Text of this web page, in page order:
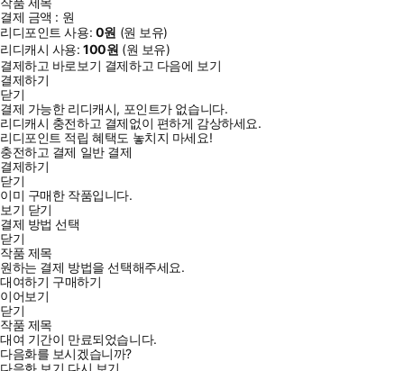
결제 금액 : 원
리디포인트 사용: 0원 (원 보유)
리디캐시 사용:100원 (원 보유)
결제하고 바로보기 결제하고 다음에 보기
결제하기
닫기
결제 가능한 리디캐시, 포인트가 없습니다.
리디캐시 충전하고 결제없이 편하게 감상하세요.
리디포인트 적립 혜택도 놓치지 마세요!
충전하고 결제 일반 결제
결제하기
닫기
이미 구매한 작품입니다.
보기 닫기
결제 방법 선택
닫기
작품 제목
원하는 결제 방법을 선택해주세요.
대여하기 구매하기
이어보기
닫기
작품 제목
대여 기간이 만료되었습니다.
다음화를 보시겠습니까?
다음화 보기 다시 보기